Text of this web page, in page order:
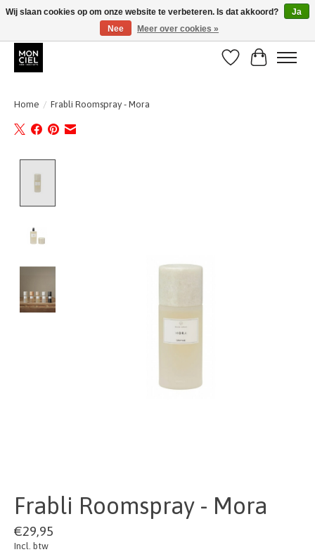
BE + NL : GRATIS VERZENDING van 31/07 t;e.m. 17/8
Verlanglijst
Home / Frabli Roomspray - Mora
Frabli Roomspray - Mora
€29,95
Incl. btw
Wij slaan cookies op om onze website te verbeteren. Is dat akkoord?
Ja
Nee
Meer over cookies »